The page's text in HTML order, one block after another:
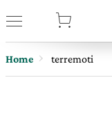
Home terremoti